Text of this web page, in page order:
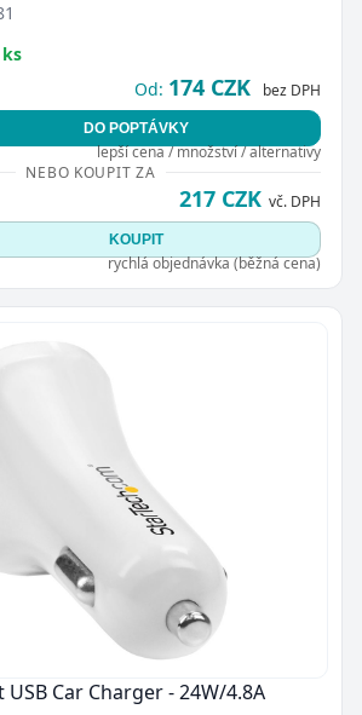
Od: 174 CZK bez DPH
DO POPTÁVKY
lepší cena / množství / alternativy
NEBO KOUPIT ZA
217 CZK vč. DPH
KOUPIT
rychlá objednávka (běžná cena)
USB Car Charger - 24W/4.8A